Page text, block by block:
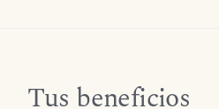
Tus beneficios